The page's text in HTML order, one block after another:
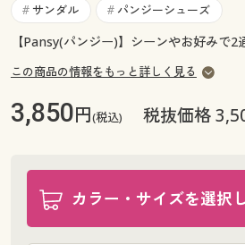
お気に入り
サポート
ご利用ガイド
よくある質問とお問い合わせ
サポート
ご利用ガイド
よくある質問とお問い合わせ
# サンダル # パンジーシューズ
【Pansy(パンジー)】シーンやお好みで
この商品の情報をもっと詳しく見る
3,850円(税込) 税抜価格
カラー・サイズを選択